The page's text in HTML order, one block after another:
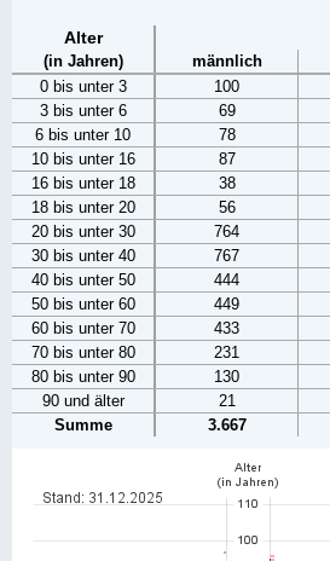
Alter
(in Jahren) männlich
0 bis unter 3
100
3 bis unter 6
69
6 bis unter 10
78
10 bis unter 16
87
16 bis unter 18
38
18 bis unter 20
56
20 bis unter 30
764
30 bis unter 40
767
40 bis unter 50
444
50 bis unter 60
449
60 bis unter 70
433
70 bis unter 80
231
80 bis unter 90
130
90 und älter
21
Summe
3.667